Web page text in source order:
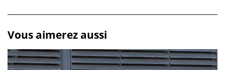
Vous aimerez aussi